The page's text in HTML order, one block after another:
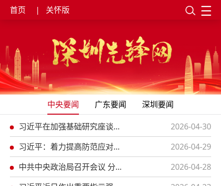
首页 | 关怀版
中央要闻 广东要闻 深圳要闻
习近平在加强基础研究座谈会上强调 以更大力度更实举措加强基础研究进一步打牢科技强国建设根基
2026-04-30
习近平：着力提高防范应对自然灾害能力 切实维护人民群众生命财产安全
2026-04-29
中共中央政治局召开会议 分析研究当前经济形势和经济工作 习近平主持会议
2026-04-28